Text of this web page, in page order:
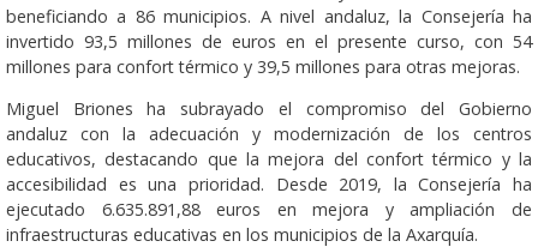
beneficiando a 86 municipios. A nivel andaluz, la Consejería ha
invertido 93,5 millones de euros en el presente curso, con 54
millones para confort térmico y 39,5 millones para otras mejoras.
Miguel Briones ha subrayado el compromiso del Gobierno
andaluz con la adecuación y modernización de los centros
educativos, destacando que la mejora del confort térmico y la
accesibilidad es una prioridad. Desde 2019, la Consejería ha
ejecutado 6.635.891,88 euros en mejora y ampliación de
infraestructuras educativas en los municipios de la Axarquía.